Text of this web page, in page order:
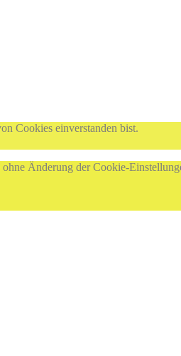
Cookies einverstanden bist.
Änderung der Cookie-